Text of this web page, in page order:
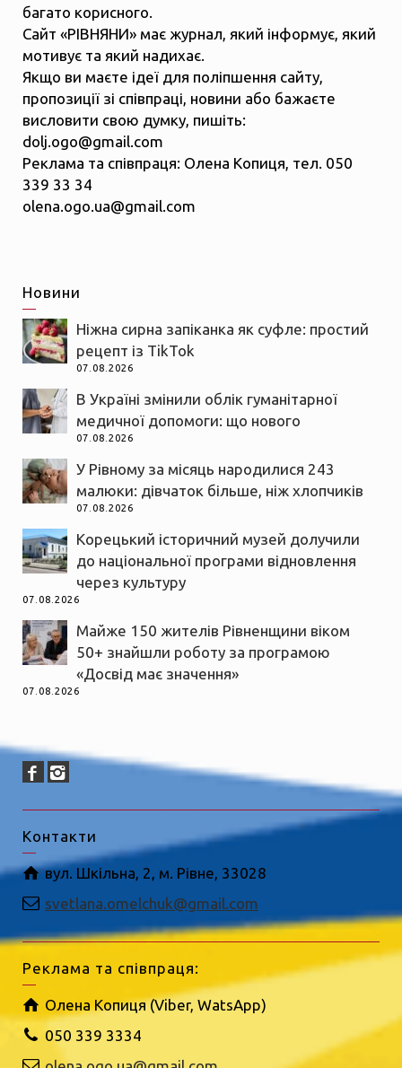
багато корисного.
Сайт «РІВНЯНИ» має журнал, який інформує, який
мотивує та який надихає.
Якщо ви маєте ідеї для поліпшення сайту,
пропозиції зі співпраці, новини або бажаєте
висловити свою думку, пишіть:
dolj.ogo@gmail.com
Реклама та співпраця: Олена Копиця, тел. 050
339 33 34
olena.ogo.ua@gmail.com
Новини
Ніжна сирна запіканка як суфле: простий
рецепт із TikTok
07.08.2026
В Україні змінили облік гуманітарної
медичної допомоги: що нового
07.08.2026
У Рівному за місяць народилися 243
малюки: дівчаток більше, ніж хлопчиків
07.08.2026
Корецький історичний музей долучили
до національної програми відновлення
через культуру
07.08.2026
Майже 150 жителів Рівненщини віком
50+ знайшли роботу за програмою
«Досвід має значення»
07.08.2026
Контакти
вул. Шкільна, 2, м. Рівне, 33028
svetlana.omelchuk@gmail.com
Реклама та співпраця:
Олена Копиця (Viber, WatsApp)
050 339 3334